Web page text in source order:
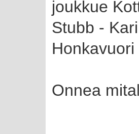
joukkue
Stubb -
Onnea